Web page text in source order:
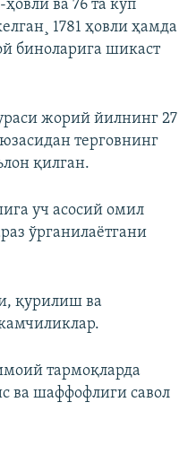
ва 76 та кўп
1781 ҳовли ҳамда
биноларига шикаст
жорий йилнинг 27
терговнинг
қилган.
уч асосий омил
ўрганилаётгани
қурилиш ва
тармоқларда
ва шаффофлиги савол